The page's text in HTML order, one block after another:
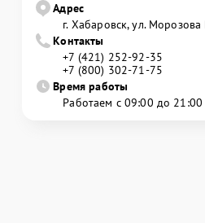
Адрес
г. Хабаровск, ул.
Контакты
+7 (421) 252-92-35
+7 (800) 302-71-75
Время работы
Работаем с 09:00 до 21:00